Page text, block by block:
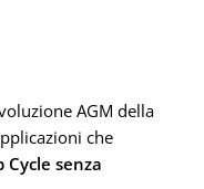
AGM della
che
Cycle senza
IN AH